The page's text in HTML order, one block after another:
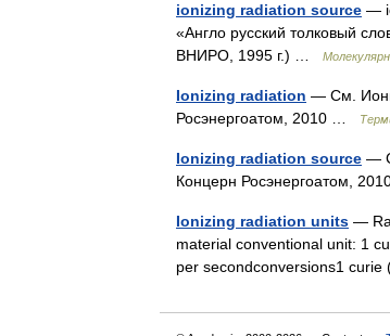
ionizing radiation source —
«Англо русский толковый
ВНИРО, 1995 г.) …
Ionizing radiation — См.
Росэнергоатом, 2010 …
Ionizing radiation source —
Концерн Росэнергоатом,
Ionizing radiation units —
material conventional unit: 1
per secondconversions1